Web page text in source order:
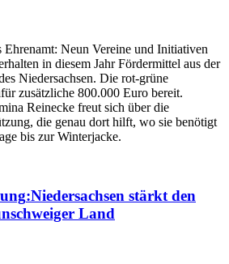
Neun Vereine und Initiativen
in diesem Jahr Fördermittel aus der
Niedersachsen. Die rot-grüne
zusätzliche 800.000 Euro bereit.
Reinecke freut sich über die
die genau dort hilft, wo sie benötigt
bis zur Winterjacke.
:Niedersachsen stärkt den
Land